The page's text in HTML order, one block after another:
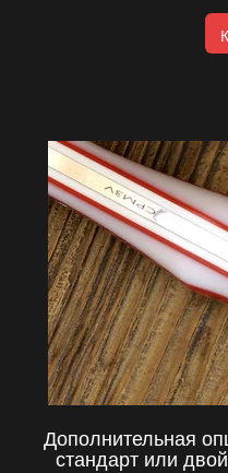
Дополнительная
стандарт или